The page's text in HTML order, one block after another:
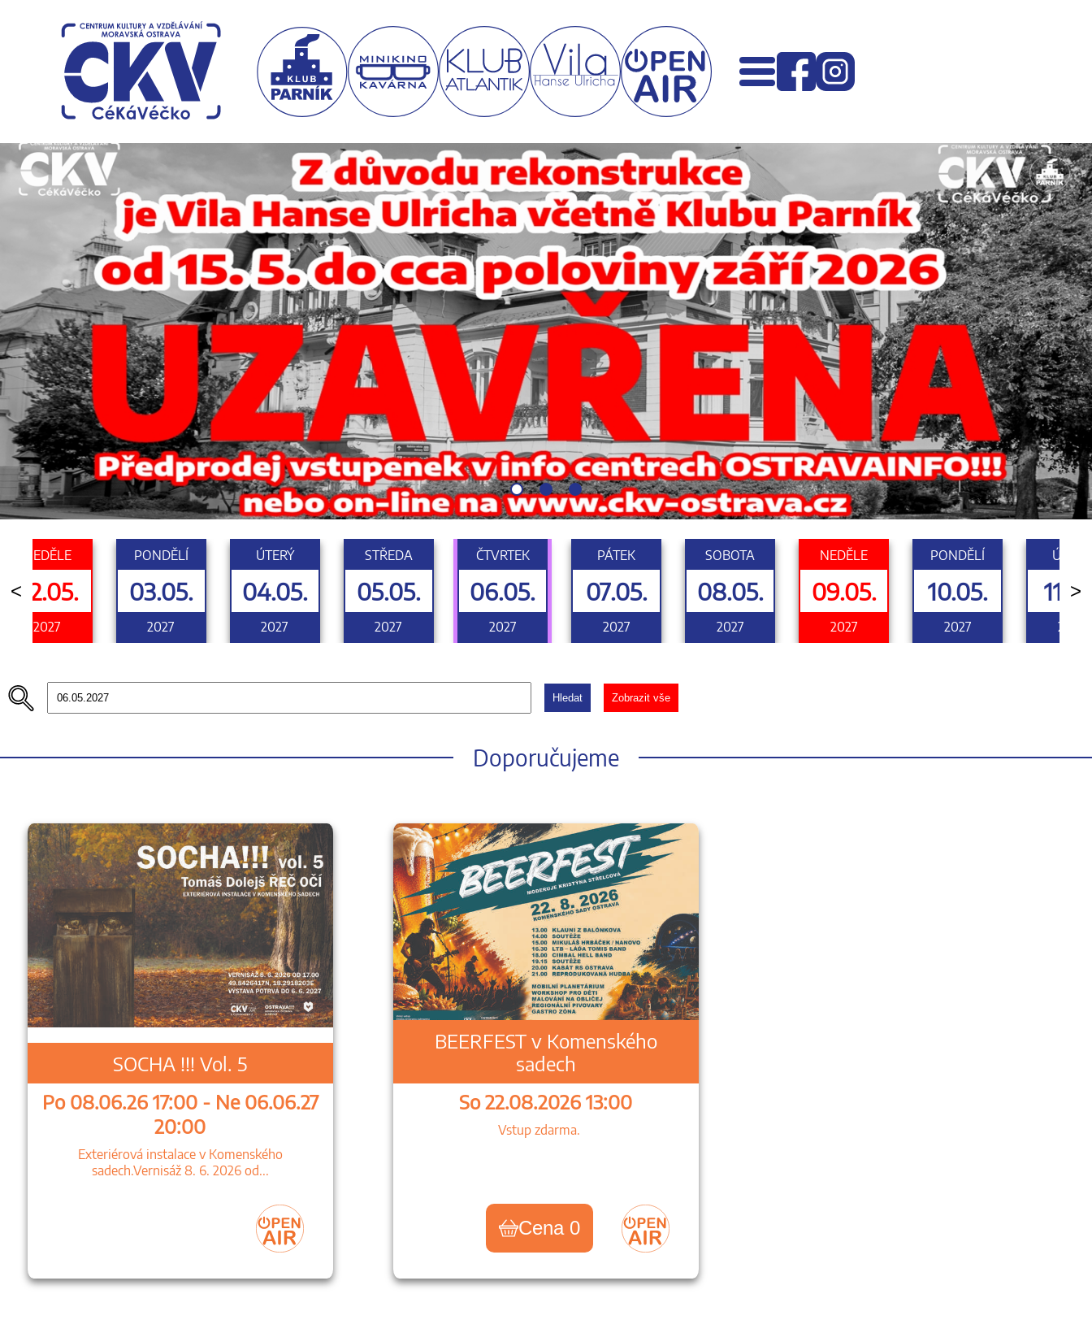
<
NEDĚLE
02.05.
2027
PONDĚLÍ
03.05.
2027
ÚTERÝ
04.05.
2027
STŘEDA
05.05.
2027
ČTVRTEK
06.05.
2027
PÁTEK
07.05.
2027
SOBOTA
08.05.
2027
NEDĚLE
09.05.
2027
PONDĚLÍ
10.05.
2027
ÚTERÝ
2027
>
Hledat Zobrazit vše
Doporučujeme
SOCHA !!! Vol. 5
Po 08.06.26 17:00 - Ne 06.06.27
20:00
Exteriérová instalace v Komenského
sadech.Vernisáž 8. 6. 2026 od...
BEERFEST v Komenského
sadech
So 22.08.2026 13:00
Vstup zdarma.
Cena 0